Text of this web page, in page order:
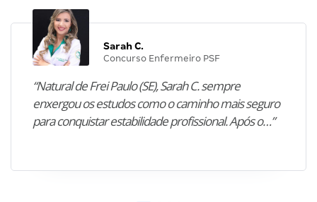
Sarah C.
Concurso Enfermeiro PSF
“Natural de Frei Paulo (SE), Sarah C. sempre
enxergou os estudos como o caminho mais seguro
para conquistar estabilidade profissional. Após o…”